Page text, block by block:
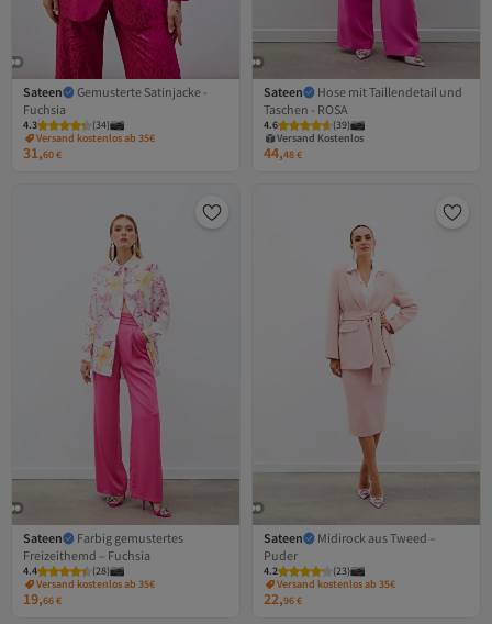
Sateen
Gemusterte Satinjacke -
Fuchsia
4.3 (34)
Versand kostenlos ab 35€
31,60€
Sateen
Hose mit Taillendetail und
Taschen - ROSA
4.6 (39)
Versand Kostenlos
Gratis Versand
Versand Kostenlos
44,48€
Sateen
Farbig gemustertes
Freizeithemd – Fuchsia
4.4 (28)
Versand kostenlos ab 35€
19,66€
Sateen
Midirock aus Tweed –
Puder
4.2 (23)
Versand kostenlos ab 35€
22,96€